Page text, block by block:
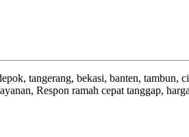
tangerang, bekasi, banten, tambun,
Respon ramah cepat tanggap,